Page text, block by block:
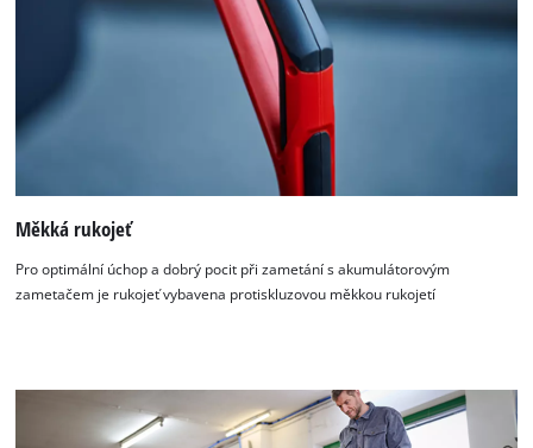
Měkká rukojeť
Pro optimální úchop a dobrý pocit při zametání s akumulátorovým
zametačem je rukojeť vybavena protiskluzovou měkkou rukojetí